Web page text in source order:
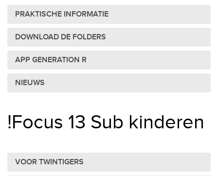
PRAKTISCHE INFORMATIE
DOWNLOAD DE FOLDERS
APP GENERATION R
NIEUWS
!Focus 13 Sub kinderen
VOOR TWINTIGERS